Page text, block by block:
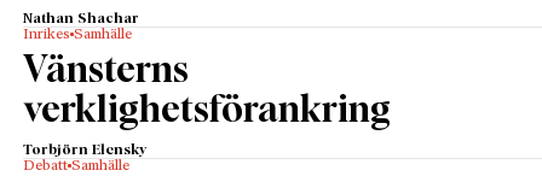
Nathan Shachar
Inrikes Samhälle
Vänsterns
verklighetsförankring
Torbjörn Elensky
Debatt Samhälle